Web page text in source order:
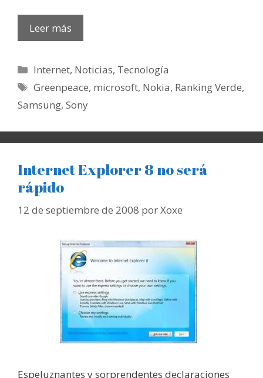
Leer más
Categorías
Internet, Noticias, Tecnología
Etiquetas
Greenpeace, microsoft, Nokia, Ranking Verde,
Samsung, Sony
Internet Explorer 8 no será
rápido
12 de septiembre de 2008 porXoxe
Espeluznantes y sorprendentes declaraciones